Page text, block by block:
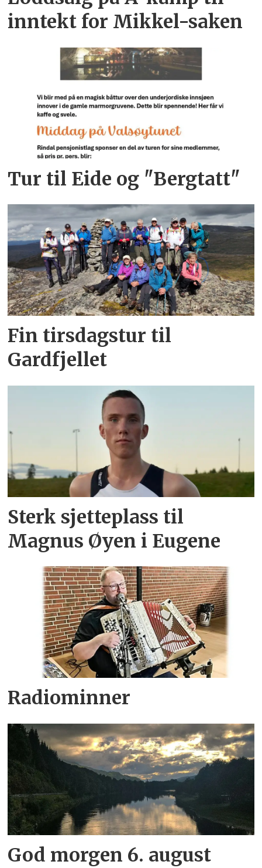
inntekt for Mikkel-saken
Tur til Eide og "Bergtatt"
Fin tirsdagstur til
Gardfjellet
Sterk sjetteplass til
Magnus Øyen i Eugene
Radiominner
God morgen 6. august